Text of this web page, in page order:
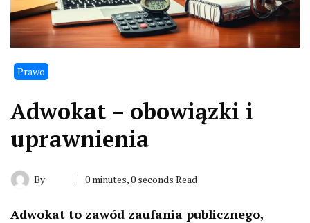
Prawo
Adwokat – obowiązki i
uprawnienia
By 0 minutes, 0 seconds Read
Adwokat to zawód zaufania publicznego,